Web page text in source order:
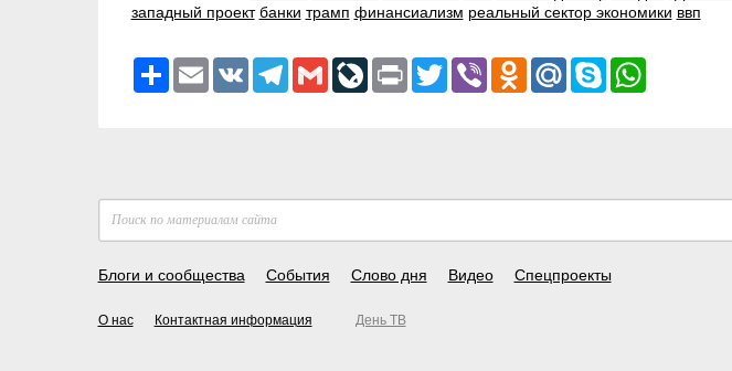
западный проект банки трамп финансиализм реальный сектор экономики ввп
РесурсEmail VK Telegram
GmailLiveJournal
Print TwitterViber Odnoklassniki
Mail.RuSkypeWhatsApp
Блоги и сообщества События Слово дня Видео Спецпроекты
О нас Контактная информация День ТВ